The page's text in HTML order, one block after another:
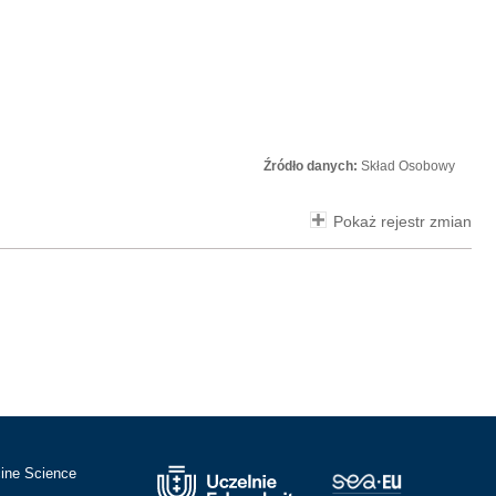
Źródło danych: Skład Osobowy
Pokaż rejestr zmian
Science